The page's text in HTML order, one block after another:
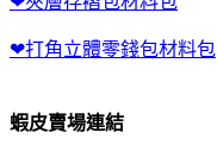
❤打角立體零錢包材料包
蝦皮賣場連結